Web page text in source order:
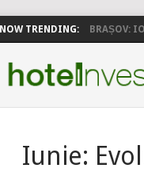
NOW TRENDING: BRAȘOV:
Iunie: